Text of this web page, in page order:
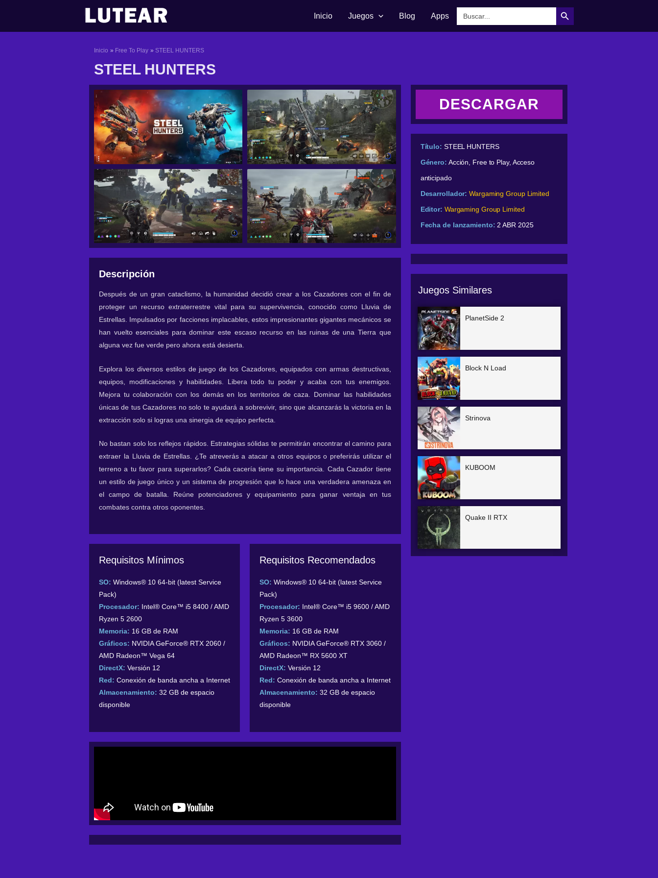
contenido
Inicio Juegos Blog Apps
Botón de búsqueda
Inicio Free To Play STEEL HUNTERS
STEEL HUNTERS
Descripción
Después de un gran cataclismo, la humanidad decidió crear a los Cazadores con el fin de
proteger un recurso extraterrestre vital para su supervivencia, conocido como Lluvia de
Estrellas. Impulsados por facciones implacables, estos impresionantes gigantes mecánicos se
han vuelto esenciales para dominar este escaso recurso en las ruinas de una Tierra que
alguna vez fue verde pero ahora está desierta.
Explora los diversos estilos de juego de los Cazadores, equipados con armas destructivas,
equipos, modificaciones y habilidades. Libera todo tu poder y acaba con tus enemigos.
Mejora tu colaboración con los demás en los territorios de caza. Dominar las habilidades
únicas de tus Cazadores no solo te ayudará a sobrevivir, sino que alcanzarás la victoria en la
extracción solo si logras una sinergia de equipo perfecta.
No bastan solo los reflejos rápidos. Estrategias sólidas te permitirán encontrar el camino para
extraer la Lluvia de Estrellas. ¿Te atreverás a atacar a otros equipos o preferirás utilizar el
terreno a tu favor para superarlos? Cada cacería tiene su importancia. Cada Cazador tiene
un estilo de juego único y un sistema de progresión que lo hace una verdadera amenaza en
el campo de batalla. Reúne potenciadores y equipamiento para ganar ventaja en tus
combates contra otros oponentes.
Requisitos Mínimos
SO: Windows® 10 64-bit (latest Service
Pack)
Procesador: Intel® Core™ i5 8400 / AMD
Ryzen 5 2600
Memoria: 16 GB de RAM
Gráficos: NVIDIA GeForce® RTX 2060 /
AMD Radeon™ Vega 64
DirectX: Versión 12
Red: Conexión de banda ancha a Internet
Almacenamiento: 32 GB de espacio
disponible
Requisitos Recomendados
SO: Windows® 10 64-bit (latest Service
Pack)
Procesador: Intel® Core™ i5 9600 / AMD
Ryzen 5 3600
Memoria: 16 GB de RAM
Gráficos: NVIDIA GeForce® RTX 3060 /
AMD Radeon™ RX 5600 XT
DirectX: Versión 12
Red: Conexión de banda ancha a Internet
Almacenamiento: 32 GB de espacio
disponible
DESCARGAR
Título: STEEL HUNTERS
Género: Acción, Free to Play, Acceso
anticipado
Desarrollador: Wargaming Group Limited
Editor: Wargaming Group Limited
Fecha de lanzamiento: 2 ABR 2025
Juegos Similares
PlanetSide 2
Block N Load
Strinova
KUBOOM
Quake II RTX